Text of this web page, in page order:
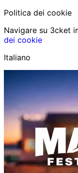
Politica dei cookie
Navigare su 3cket
dei cookie
Italiano